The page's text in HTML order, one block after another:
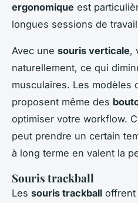
ergonomique est
longues sessions de
Avec une souris verticale,
naturellement, ce qui
musculaires. Les modèles
proposent même des
optimiser votre workflow.
peut prendre un certain
à long terme en valent la
Souris trackball
Les souris trackball offrent